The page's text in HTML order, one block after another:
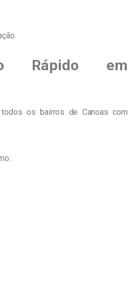
Rápido em
os bairros de Canoas com